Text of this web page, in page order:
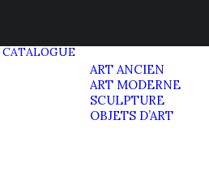
CATALOGUE
ART ANCIEN
ART MODERNE
SCULPTURE
OBJETS D’ART